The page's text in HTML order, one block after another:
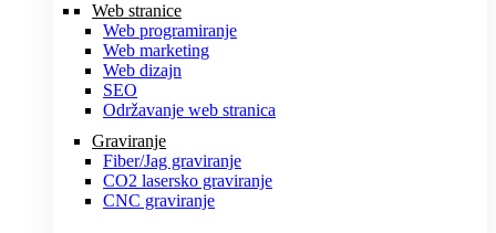
Web stranice
Web programiranje
Web marketing
Web dizajn
SEO
Održavanje web stranica
Graviranje
Fiber/Jag graviranje
CO2 lasersko graviranje
CNC graviranje